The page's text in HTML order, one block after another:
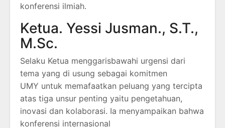
konferensi ilmiah.
Ketua. Yessi Jusman., S.T.,
M.Sc.
Selaku Ketua menggarisbawahi urgensi dari
tema yang di usung sebagai komitmen
UMY untuk memafaatkan peluang yang tercipta
atas tiga unsur penting yaitu pengetahuan,
inovasi dan kolaborasi. Ia menyampaikan bahwa
konferensi internasional